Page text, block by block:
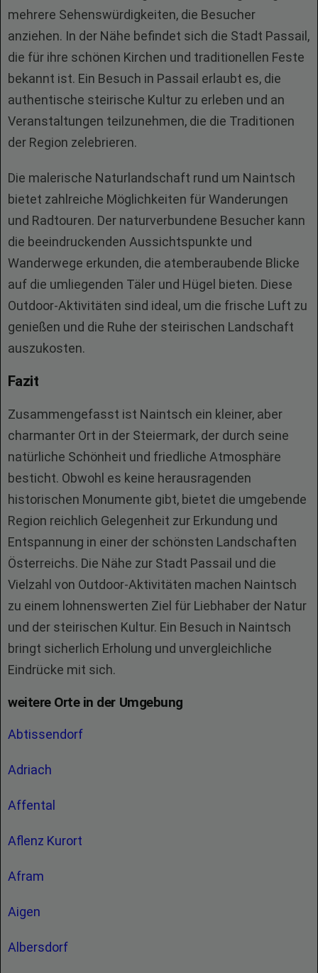
mehrere Sehenswürdigkeiten, die Besucher
anziehen. In der Nähe befindet sich die Stadt Passail,
die für ihre schönen Kirchen und traditionellen Feste
bekannt ist. Ein Besuch in Passail erlaubt es, die
authentische steirische Kultur zu erleben und an
Veranstaltungen teilzunehmen, die die Traditionen
der Region zelebrieren.
Die malerische Naturlandschaft rund um Naintsch
bietet zahlreiche Möglichkeiten für Wanderungen
und Radtouren. Der naturverbundene Besucher kann
die beeindruckenden Aussichtspunkte und
Wanderwege erkunden, die atemberaubende Blicke
auf die umliegenden Täler und Hügel bieten. Diese
Outdoor-Aktivitäten sind ideal, um die frische Luft zu
genießen und die Ruhe der steirischen Landschaft
auszukosten.
Fazit
Zusammengefasst ist Naintsch ein kleiner, aber
charmanter Ort in der Steiermark, der durch seine
natürliche Schönheit und friedliche Atmosphäre
besticht. Obwohl es keine herausragenden
historischen Monumente gibt, bietet die umgebende
Region reichlich Gelegenheit zur Erkundung und
Entspannung in einer der schönsten Landschaften
Österreichs. Die Nähe zur Stadt Passail und die
Vielzahl von Outdoor-Aktivitäten machen Naintsch
zu einem lohnenswerten Ziel für Liebhaber der Natur
und der steirischen Kultur. Ein Besuch in Naintsch
bringt sicherlich Erholung und unvergleichliche
Eindrücke mit sich.
weitere Orte in der Umgebung
Abtissendorf
Adriach
Affental
Aflenz Kurort
Afram
Aigen
Albersdorf